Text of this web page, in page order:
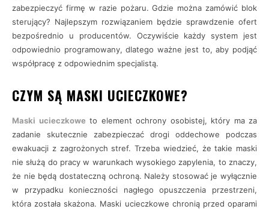
zabezpieczyć firmę w razie pożaru. Gdzie można zamówić blok
sterujący? Najlepszym rozwiązaniem będzie sprawdzenie ofert
bezpośrednio u producentów. Oczywiście każdy system jest
odpowiednio programowany, dlatego ważne jest to, aby podjąć
współpracę z odpowiednim specjalistą.
CZYM SĄ MASKI UCIECZKOWE?
Maski ucieczkoweto element ochrony osobistej, który ma za
zadanie skutecznie zabezpieczać drogi oddechowe podczas
ewakuacji z zagrożonych stref. Trzeba wiedzieć, że takie maski
nie służą do pracy w warunkach wysokiego zapylenia, to znaczy,
że nie będą dostateczną ochroną. Należy stosować je wyłącznie
w przypadku konieczności nagłego opuszczenia przestrzeni,
która została skażona. Maski ucieczkowe chronią przed oparami